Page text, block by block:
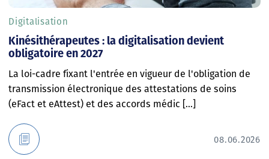
Kinésithérapeutes : la digitalisation devient
obligatoire en 2027
La loi-cadre fixant l'entrée en vigueur de l'obligation de
transmission électronique des attestations de soins
(eFact et eAttest) et des accords médic [...]
Digitalisation
08.06.2026